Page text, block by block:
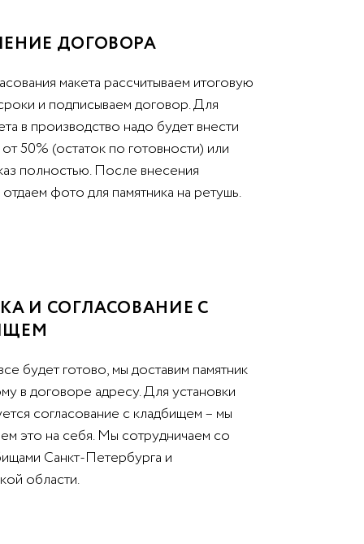
ДОГОВОРА
макета рассчитываем итоговую
и подписываем договор. Для
в производство надо будет внести
50% (остаток по готовности) или
полностью. После внесения
фото для памятника на ретушь.
И СОГЛАСОВАНИЕ С
будет готово, мы доставим памятник
в договоре адресу. Для установки
согласование с кладбищем – мы
это на себя. Мы сотрудничаем со
Санкт-Петербурга и
области.